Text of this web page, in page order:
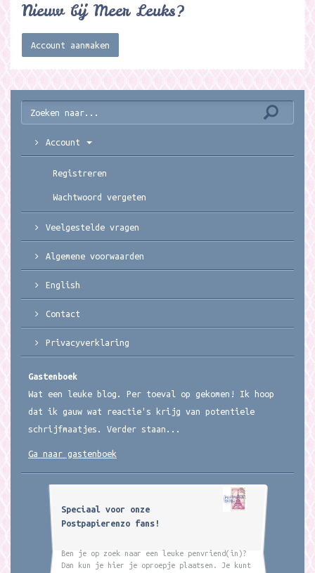
Nieuw bij Meer Leuks?
Account aanmaken
Account
Registreren
Wachtwoord vergeten
Veelgestelde vragen
Algemene voorwaarden
English
Contact
Privacyverklaring
Gastenboek
Wat een leuke blog. Per toeval op gekomen! Ik hoop
dat ik gauw wat reactie's krijg van potentiele
schrijfmaatjes. Verder staan...
Ga naar gastenboek
Speciaal voor onze
Postpapierenzo fans!
Ben je op zoek naar een leuke penvriend(in)?
Dan kun je hier je oproepje plaatsen. Je kunt